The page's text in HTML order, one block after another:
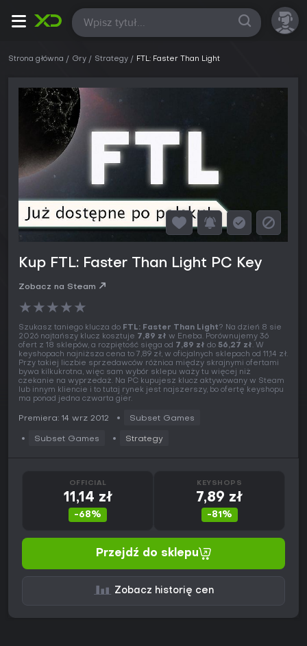
Wszystkie
Strona główna Gry Strategy FTL: Faster Than Light
Kup FTL: Faster Than Light PC Key
Zobacz na Steam
★★★★★
Szukasz taniego klucza do FTL: Faster Than Light? Na dzień 8 sie
2026 najtańszy klucz kosztuje 7,89 zł w Eneba. Porównujemy 36
ofert z 18 sklepów, a rozpiętość sięga od 7,89 zł do 56,27 zł. W
keyshopach najniższa cena to 7,89 zł, w oficjalnych sklepach od 11,14 zł.
Przy takiej liczbie sprzedawców różnica między skrajnymi ofertami
bywa kilkukrotna, więc sam wybór sklepu waży tu więcej niż
czekanie na wyprzedaż. Na PC kupujesz klucz aktywowany w Steam
lub innym kliencie i to tutaj rynek jest najszerszy, bo ofertę keyshopu
ma ponad jedna czwarta gier.
Premiera: 14 wrz 2012 Subset Games
Subset Games Strategy
OFFICIAL
11,14 zł
-68%
KEYSHOPS
7,89 zł
-81%
Przejdź do sklepu
Zobacz historię cen